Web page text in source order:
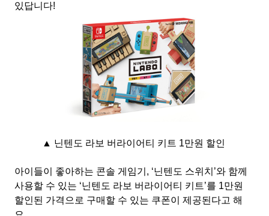
있답니다!
▲ 닌텐도 라보 버라이어티 키트 1만원 할인
아이들이 좋아하는 콘솔 게임기, ‘닌텐도 스위치’와 함께
사용할 수 있는 ‘닌텐도 라보 버라이어티 키트’를 1만원
할인된 가격으로 구매할 수 있는 쿠폰이 제공된다고 해